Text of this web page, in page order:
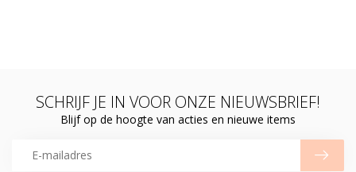
SCHRIJF JE IN VOOR ONZE NIEUWSBRIEF!
Blijf op de hoogte van acties en nieuwe items